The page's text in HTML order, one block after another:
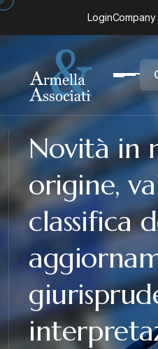
LoginCompany
Novità in
origine,
classifica